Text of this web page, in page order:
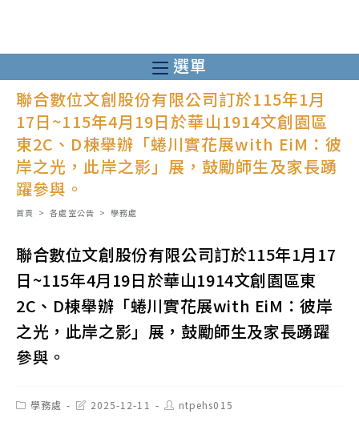
至
主
選單
聯合數位文創股份有限公司訂於115年1月
17日~115年4月19日於華山1914文創園區
東2C、D棟舉辦「蜷川實花展with EiM：彼
岸之光，此岸之影」展，鼓勵師生及家長踴
躍參與。
首頁 > 各處室公告 > 學務處
聯合數位文創股份有限公司訂於115年1月17
日~115年4月19日於華山1914文創園區東
2C、D棟舉辦「蜷川實花展with EiM：彼岸
之光，此岸之影」展，鼓勵師生及家長踴躍
參與。
Post學務處
Post2025-12-11
Post
author:
ntpehs015